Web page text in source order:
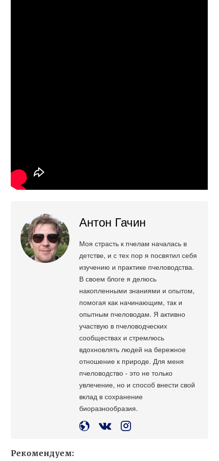
Антон Гачин
Моя страсть к пчелам началась в
детстве, и с тех пор я посвятил себя
изучению и практике пчеловодства.
В своем блоге я делюсь
накопленными знаниями и опытом,
помогая как начинающим, так и
опытным пчеловодам. Я активно
участвую в пчеловодческих
сообществах и стремлюсь
вдохновлять людей на бережное
отношение к природе. Для меня
пчеловодство - это не только
увлечение, но и способ внести свой
вклад в сохранение
биоразнообразия.
Рекомендуем: